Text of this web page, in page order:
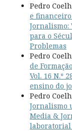
Pedro
e
Jornalismo:
para o
Problemas
Pedro
de
Vol. 16 N.º
ensino do
Pedro
Jornalismo
Media &
laboratorial